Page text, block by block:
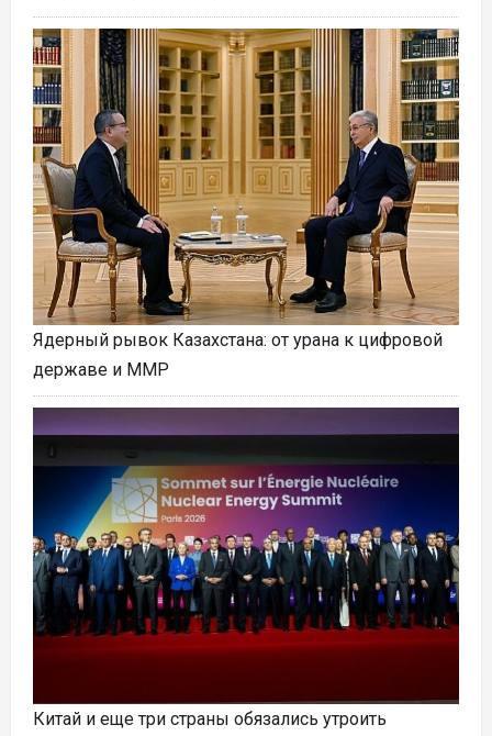
Ядерный рывок Казахстана: от урана к цифровой
державе и ММР
Китай и еще три страны обязались утроить